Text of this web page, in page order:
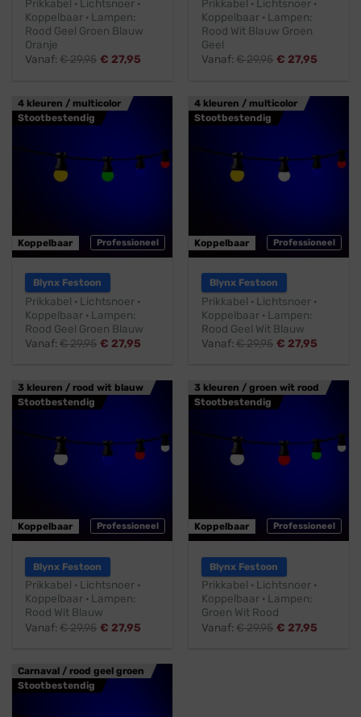
Prikkabel · Lichtsnoer ·
Koppelbaar · Lampen:
Rood Geel Groen Blauw
Oranje
Vanaf:€29,95 € 27,95
Prikkabel · Lichtsnoer ·
Koppelbaar · Lampen:
Rood Wit Blauw Groen
Geel
Vanaf:€29,95 € 27,95
4 kleuren / multicolor
Stootbestendig
Professioneel
Koppelbaar
Blynx Festoon
Prikkabel · Lichtsnoer ·
Koppelbaar · Lampen:
Rood Geel Groen Blauw
Vanaf:€29,95 € 27,95
4 kleuren / multicolor
Stootbestendig
Professioneel
Koppelbaar
Blynx Festoon
Prikkabel · Lichtsnoer ·
Koppelbaar · Lampen:
Rood Geel Wit Blauw
Vanaf:€29,95 € 27,95
3 kleuren / rood wit blauw
Stootbestendig
Professioneel
Koppelbaar
Blynx Festoon
Prikkabel · Lichtsnoer ·
Koppelbaar · Lampen:
Rood Wit Blauw
Vanaf:€29,95 € 27,95
3 kleuren / groen wit rood
Stootbestendig
Professioneel
Koppelbaar
Blynx Festoon
Prikkabel · Lichtsnoer ·
Koppelbaar · Lampen:
Groen Wit Rood
Vanaf:€29,95 € 27,95
Carnaval / rood geel groen
Stootbestendig